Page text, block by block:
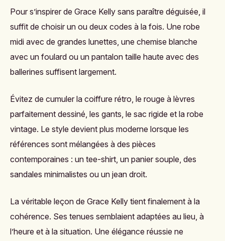
Pour s’inspirer de Grace Kelly sans paraître déguisée, il
suffit de choisir un ou deux codes à la fois. Une robe
midi avec de grandes lunettes, une chemise blanche
avec un foulard ou un pantalon taille haute avec des
ballerines suffisent largement.
Évitez de cumuler la coiffure rétro, le rouge à lèvres
parfaitement dessiné, les gants, le sac rigide et la robe
vintage. Le style devient plus moderne lorsque les
références sont mélangées à des pièces
contemporaines : un tee-shirt, un panier souple, des
sandales minimalistes ou un jean droit.
La véritable leçon de Grace Kelly tient finalement à la
cohérence. Ses tenues semblaient adaptées au lieu, à
l’heure et à la situation. Une élégance réussie ne